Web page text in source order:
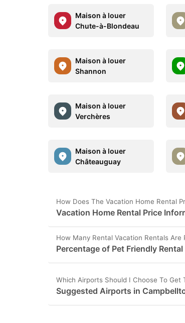
Maison à louer
Chute-à-Blondeau
Maison à louer
Shannon
Maison à louer
Verchères
Maison à louer
Châteauguay
How Does The Vacation Home Rental
Vacation Home Rental Price
How Many Rental Vacation Rentals Are
Percentage of Pet Friendly
Which Airports Should I Choose To Get
Suggested Airports in